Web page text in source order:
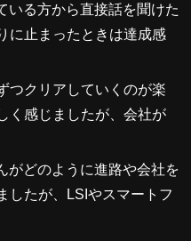
いる方から直接話を聞けた
に止まったときは達成感
つクリアしていくのが楽
く感じましたが、会社が
がどのように進路や会社を
したが、LSIやスマートフ